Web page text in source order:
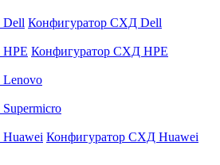
Dell Конфигуратор СХД Dell
HPE Конфигуратор СХД HPE
Lenovo
Huawei Конфигуратор СХД Huawei